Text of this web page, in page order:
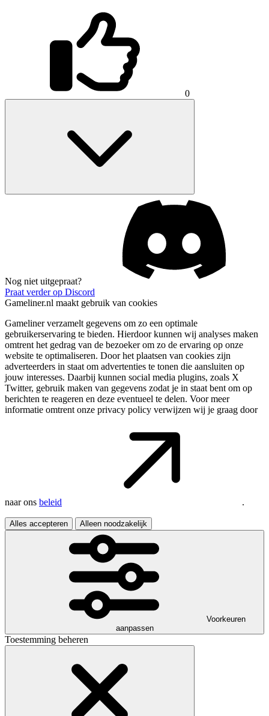
0
Nog niet uitgepraat?
Praat verder op Discord
Gameliner.nl maakt gebruik van cookies
Gameliner verzamelt gegevens om zo een optimale
gebruikerservaring te bieden. Hierdoor kunnen wij analyses maken
omtrent het gedrag van de bezoeker om zo de ervaring op onze
website te optimaliseren. Door het plaatsen van cookies zijn
adverteerders in staat om advertenties te tonen die aansluiten op
jouw interesses. Daarbij kunnen social media plugins, zoals X
Twitter, gebruik maken van gegevens zodat je in staat bent om op
berichten te reageren en deze eventueel te delen. Voor meer
informatie omtrent onze privacy policy verwijzen wij je graag door
naar ons beleid .
Alles accepteren Alleen noodzakelijk
Voorkeuren
aanpassen
Toestemming beheren